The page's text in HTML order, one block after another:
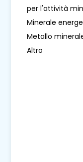
per l'attività
Minerale
Metallo
Altro